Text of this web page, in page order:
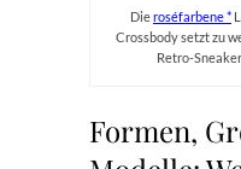
Dieroséfarbene
Crossbody setzt zu
Retro-
Formen,